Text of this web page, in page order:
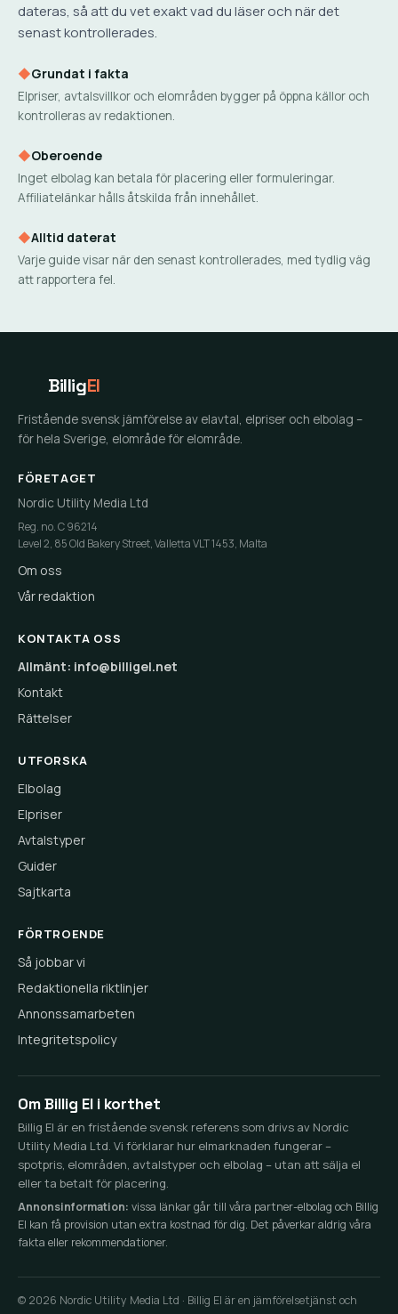
dateras, så att du vet exakt vad du läser och när det
senast kontrollerades.
◆Grundat i fakta
Elpriser, avtalsvillkor och elområden bygger på öppna källor och
kontrolleras av redaktionen.
◆Oberoende
Inget elbolag kan betala för placering eller formuleringar.
Affiliatelänkar hålls åtskilda från innehållet.
◆Alltid daterat
Varje guide visar när den senast kontrollerades, med tydlig väg
att rapportera fel.
BilligEl
Fristående svensk jämförelse av elavtal, elpriser och elbolag –
för hela Sverige, elområde för elområde.
FÖRETAGET
Nordic Utility Media Ltd
Reg. no. C 96214
Level 2, 85 Old Bakery Street, Valletta VLT 1453, Malta
Om oss
Vår redaktion
KONTAKTA OSS
Allmänt: info@billigel.net
Kontakt
Rättelser
UTFORSKA
Elbolag
Elpriser
Avtalstyper
Guider
Sajtkarta
FÖRTROENDE
Så jobbar vi
Redaktionella riktlinjer
Annonssamarbeten
Integritetspolicy
Om Billig El i korthet
Billig El är en fristående svensk referens som drivs av Nordic
Utility Media Ltd. Vi förklarar hur elmarknaden fungerar –
spotpris, elområden, avtalstyper och elbolag – utan att sälja el
eller ta betalt för placering.
Annonsinformation: vissa länkar går till våra partner-elbolag och Billig
El kan få provision utan extra kostnad för dig. Det påverkar aldrig våra
fakta eller rekommendationer.
© 2026 Nordic Utility Media Ltd · Billig El är en jämförelsetjänst och